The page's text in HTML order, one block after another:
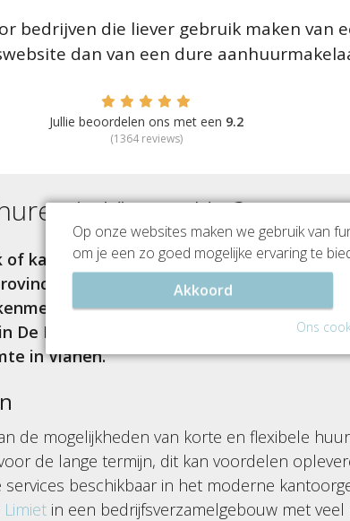
bedrijven die liever gebruik maken van
dan van een dure
Jullie beoordelen ons met een 9.2
(1364reviews)
inVianen Utr?
of kantoorruimte in een kantoor in Vianen
Zuid-Holland, maar is nu de enige
het zich door het Merwedekanaal
Hagen en De Biezen. Bekijk de
in Vianen.
de mogelijkheden van korte en flexibele
de lange termijn, dit kan voordelen
services beschikbaar in het moderne
Limiet in een bedrijfsverzamelgebouw met
Op onze websites maken we gebruik van
om je een zo goed mogelijke ervaring te
Akkoord
Ons